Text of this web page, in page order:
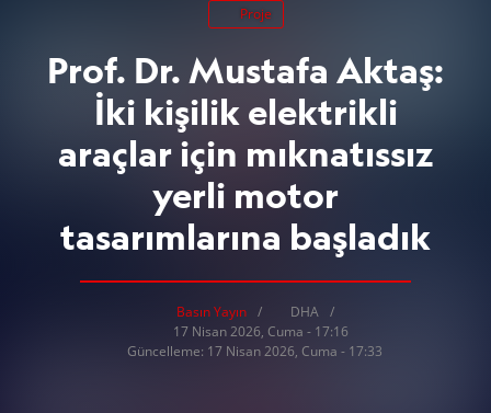
Proje
Prof. Dr. Mustafa Aktaş:
İki kişilik elektrikli
araçlar için mıknatıssız
yerli motor
tasarımlarına başladık
Basın Yayın
DHA
17 Nisan 2026, Cuma - 17:16
Güncelleme: 17 Nisan 2026, Cuma - 17:33